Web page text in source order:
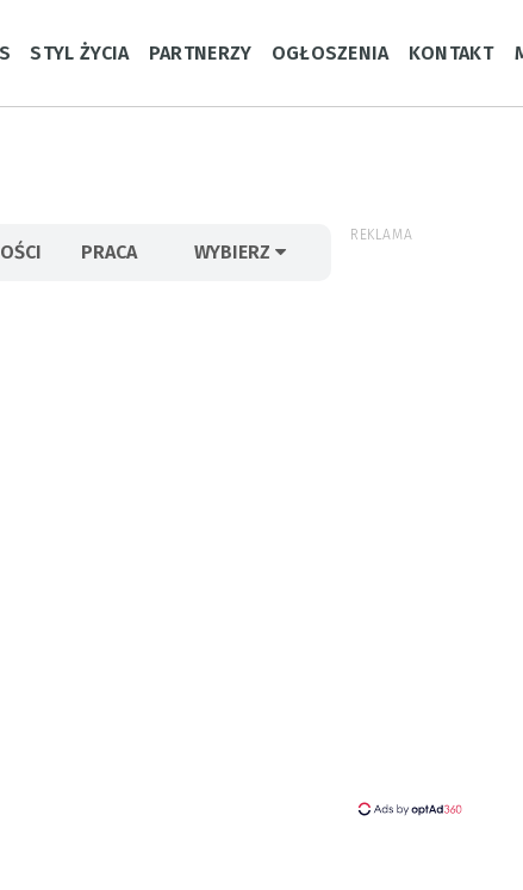
STYL ŻYCIA PARTNERZY OGŁOSZENIA KONTAKT
PRACA WYBIERZ
REKLAMA